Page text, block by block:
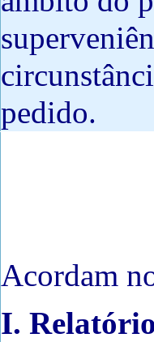
pedido.
Acordam
I.